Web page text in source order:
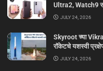
Ultra2, Watch9
JULY 24, 2026
Skyroot च्या
रॉकेटचे यशस्वी
JULY 24, 2026